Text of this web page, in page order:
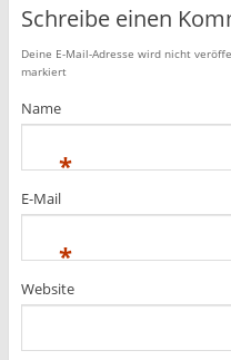
Schreibe einen
Deine E-Mail-Adresse wird nicht
markiert
Name
*
E-Mail
*
Website